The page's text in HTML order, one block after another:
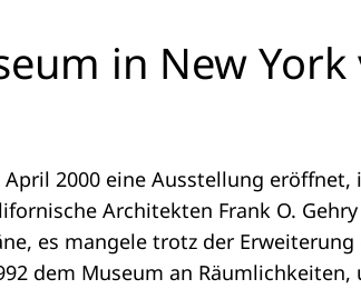
in New
2000 eine Ausstellung
Architekten Frank O.
es mangele trotz der
dem Museum an